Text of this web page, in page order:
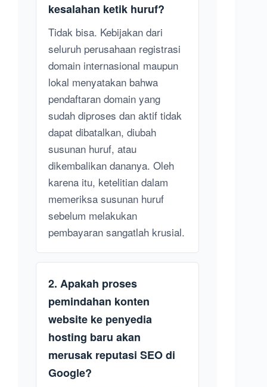
kesalahan ketik huruf?
Tidak bisa. Kebijakan dari
seluruh perusahaan registrasi
domain internasional maupun
lokal menyatakan bahwa
pendaftaran domain yang
sudah diproses dan aktif tidak
dapat dibatalkan, diubah
susunan huruf, atau
dikembalikan dananya. Oleh
karena itu, ketelitian dalam
memeriksa susunan huruf
sebelum melakukan
pembayaran sangatlah krusial.
2. Apakah proses
pemindahan konten
website ke penyedia
hosting baru akan
merusak reputasi SEO di
Google?